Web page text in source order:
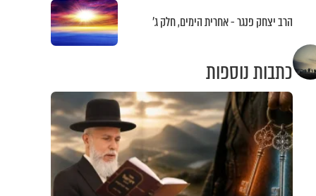
הרב יצחק פנגר - אחרית הימים, חלק ג’
כתבות נוספות